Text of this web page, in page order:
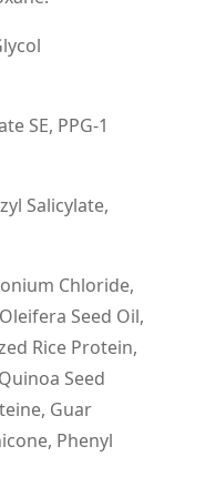
SE, PPG-1
Salicylate,
Chloride,
Seed Oil,
Rice Protein,
Seed
Guar
Phenyl